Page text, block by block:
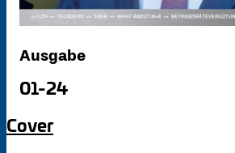
Ausgabe
01-24
Cover